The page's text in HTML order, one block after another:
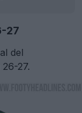
27
del
27.